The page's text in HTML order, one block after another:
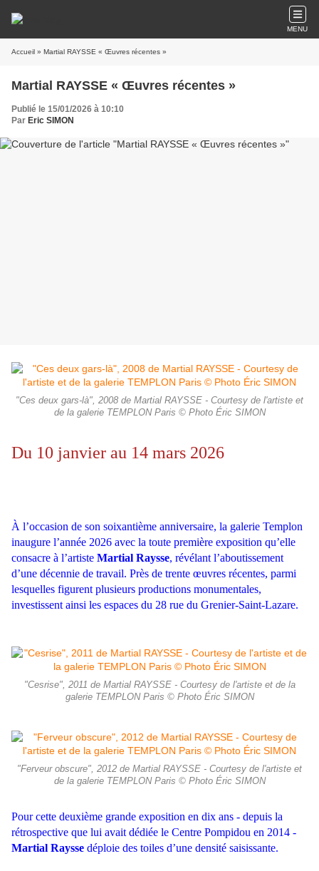
MENU
Accueil » Martial RAYSSE « Œuvres récentes »
Martial RAYSSE « Œuvres récentes »
Publié le 15/01/2026 à 10:10
Par Eric SIMON
"Ces deux gars-là", 2008 de Martial RAYSSE - Courtesy de l'artiste et
de la galerie TEMPLON Paris © Photo Éric SIMON
Du 10 janvier au 14 mars 2026
À l’occasion de son soixantième anniversaire, la galerie Templon
inaugure l’année 2026 avec la toute première exposition qu’elle
consacre à l’artiste Martial Raysse, révélant l’aboutissement
d’une décennie de travail. Près de trente œuvres récentes, parmi
lesquelles figurent plusieurs productions monumentales,
investissent ainsi les espaces du 28 rue du Grenier-Saint-Lazare.
"Cesrise", 2011 de Martial RAYSSE - Courtesy de l'artiste et de la
galerie TEMPLON Paris © Photo Éric SIMON
"Ferveur obscure", 2012 de Martial RAYSSE - Courtesy de l'artiste et
de la galerie TEMPLON Paris © Photo Éric SIMON
Pour cette deuxième grande exposition en dix ans - depuis la
rétrospective que lui avait dédiée le Centre Pompidou en 2014 -
Martial Raysse déploie des toiles d’une densité saisissante.